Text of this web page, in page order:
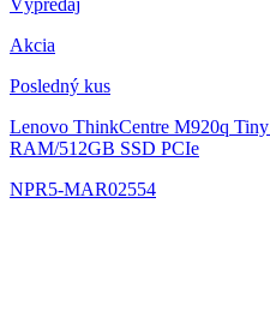
Akcia
Posledný kus
Lenovo ThinkCentre M920q Tiny
RAM/512GB SSD PCIe
NPR5-MAR02554